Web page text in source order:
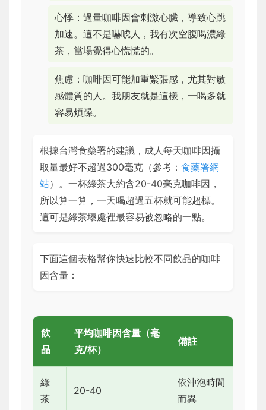
心悸：過量咖啡因會刺激心臟，導致心跳
加速。這不是嚇唬人，我有次空腹喝濃綠
茶，當場覺得心慌慌的。
焦慮：咖啡因可能加重緊張感，尤其對敏
感體質的人。我朋友就是這樣，一喝多就
容易煩躁。
根據台灣食藥署的建議，成人每天咖啡因攝
取量最好不超過300毫克（參考： 食藥署網
站）。一杯綠茶大約含20-40毫克咖啡因，
所以算一算，一天喝超過五杯就可能超標。
這可是綠茶壞處裡最容易被忽略的一點。
下面這個表格幫你快速比較不同飲品的咖啡
因含量：
飲
品
平均咖啡因含量（毫
克/杯）
備註
綠
茶
20-40
依沖泡時間
而異